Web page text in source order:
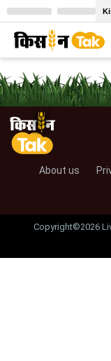
About us
Copyright©2026